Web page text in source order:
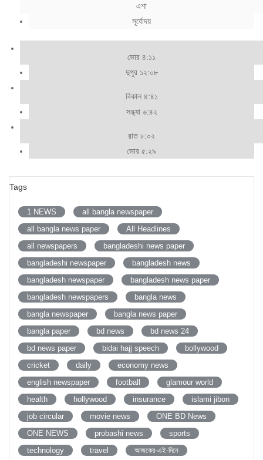
এশা
সূর্যোদয়
ভোর ৪:১১
দুপুর ১২:০৮
বিকাল ৪:৪১
সন্ধ্যা ৬:৪২
রাত ৮:০২
ভোর ৫:২৯
Tags
1 NEWS
all bangla newspaper
all bangla news paper
All Headlines
all newspapers
bangladeshi news paper
bangladeshi newspaper
bangladesh news
bangladesh newspaper
bangladesh news paper
bangladesh newspapers
bangla news
bangla newspaper
bangla news paper
bangla paper
bd news
bd news 24
bd news paper
bidai hajj speech
bollywood
cricket
daily
economy news
english newspaper
football
glamour world
health
hollywood insurance
islami jibon
job circular
movie news
ONE BD News
ONE NEWS
probashi news
sports
technology
travel
আজকের-এই-দিনে